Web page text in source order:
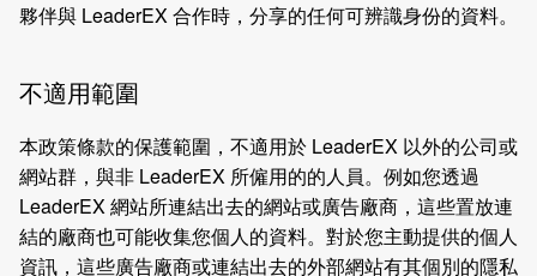
夥伴與 LeaderEX 合作時，分享的任何可辨識身份的資料。
不適用範圍
本政策條款的保護範圍，不適用於 LeaderEX 以外的公司或
網站群，與非 LeaderEX 所僱用的的人員。例如您透過
LeaderEX 網站所連結出去的網站或廣告廠商，這些置放連
結的廠商也可能收集您個人的資料。對於您主動提供的個人
資訊，這些廣告廠商或連結出去的外部網站有其個別的隱私